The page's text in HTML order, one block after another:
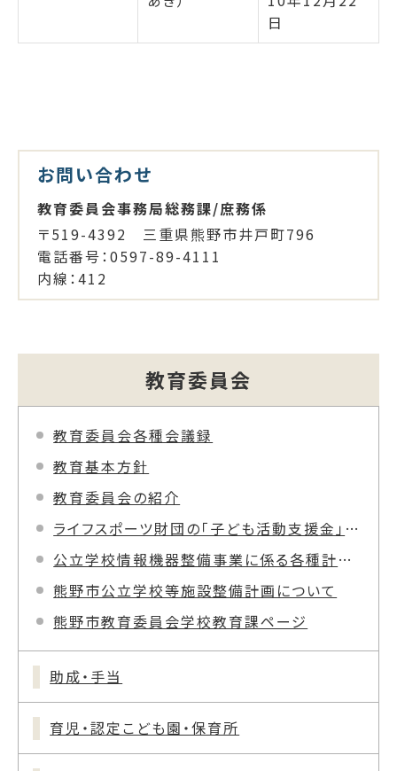
日
お問い合わせ
教育委員会事務局総務課/庶務係
〒519-4392 三重県熊野市井戸町796
電話番号：0597-89-4111
内線：412
教育委員会
教育委員会各種会議録
教育基本方針
教育委員会の紹介
ライフスポーツ財団の「子ども活動支援金」により遊具を整備しました
公立学校情報機器整備事業に係る各種計画の公開について
熊野市公立学校等施設整備計画について
熊野市教育委員会学校教育課ページ
助成・手当
育児・認定こども園・保育所